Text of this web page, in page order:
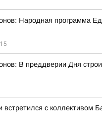
Народная программа
В преддверии Дня
встретился с коллективом